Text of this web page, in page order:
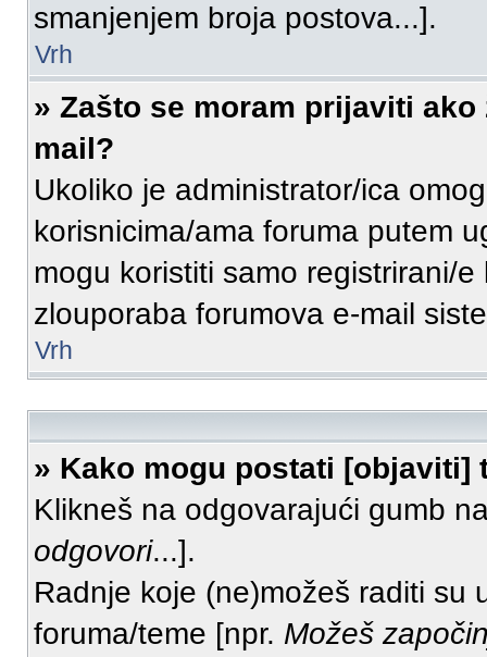
smanjenjem broja postova...].
Vrh
» Zašto se moram prijaviti
mail?
Ukoliko je administrator/ica
korisnicima/ama foruma putem
mogu koristiti samo registrirani/
zlouporaba forumova e-mail
Vrh
» Kako mogu postati [objaviti]
Klikneš na odgovarajući gumb
odgovori...].
Radnje koje (ne)možeš raditi su
foruma/teme [npr. Možeš